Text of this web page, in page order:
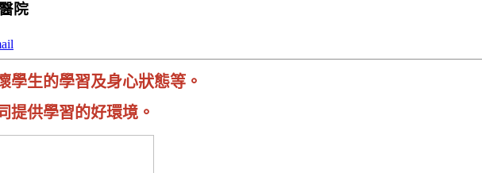
院
學生的學習及身心狀態等。
提供學習的好環境。